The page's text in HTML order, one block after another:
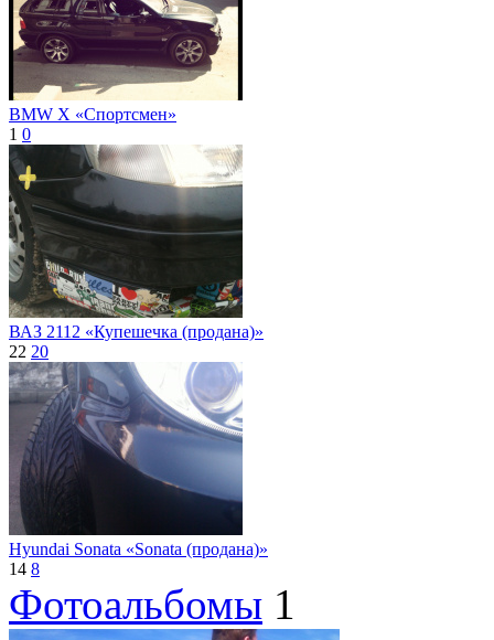
BMW X «Спортсмен»
1 0
ВАЗ 2112 «Купешечка (продана)»
22 20
Hyundai Sonata «Sonata (продана)»
14 8
Фотоальбомы 1